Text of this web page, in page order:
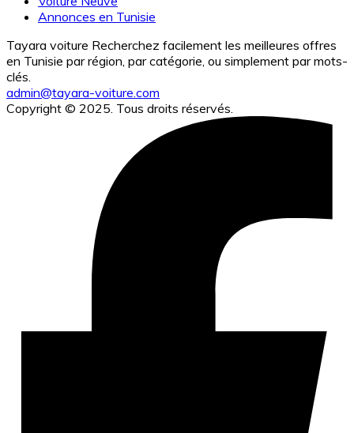
Annonces en Tunisie
Tayara voiture Recherchez facilement les meilleures offres
en Tunisie par région, par catégorie, ou simplement par mots-
clés.
admin@tayara-voiture.com
Copyright © 2025. Tous droits réservés.